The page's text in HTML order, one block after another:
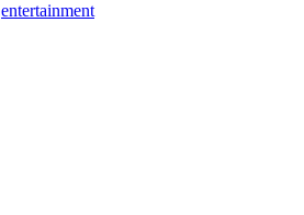
entertainment